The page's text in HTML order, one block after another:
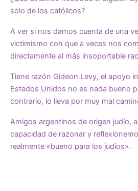
solo de los católicos?
A ver si nos damos cuenta de una
victimismo con que a veces nos
directamente al más insoportable
Tiene razón Gideon Levy, el apoyo
Estados Unidos no es nada bueno
contrario, lo lleva por muy mal
Amigos argentinos de origen judío,
capacidad de razonar y
realmente «bueno para los judíos».